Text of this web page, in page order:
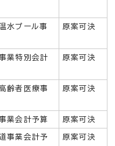
水プール事
原案可決
業特別会計
原案可決
齢者医療事
原案可決
業会計予算 原案可決
事業会計予
原案可決